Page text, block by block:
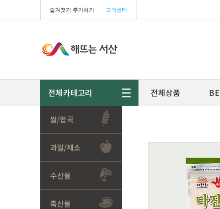
즐겨찾기 추가하기 ㅣ 고객센터
전체카테고리 전체상품
쌀/잡곡
과일/채소
수산물
축산물